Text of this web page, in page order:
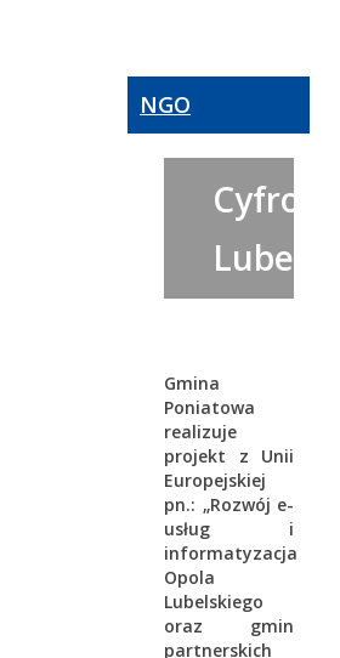
NGO
Gmina
Poniatowa
realizuje
projekt z Unii
Europejskiej
pn.: „Rozwój e-
usług i
informatyzacja
Opola
Lubelskiego
oraz gmin
partnerskich